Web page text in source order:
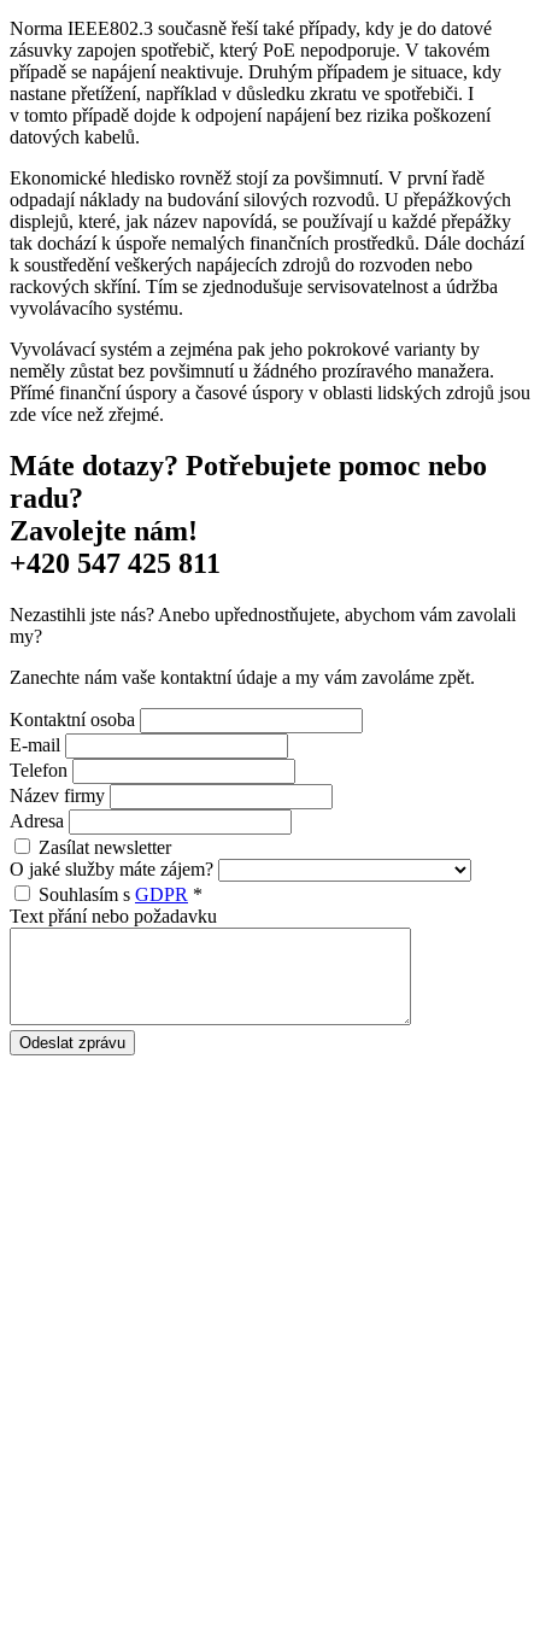
Norma IEEE802.3 současně řeší také případy, kdy je do datové
zásuvky zapojen spotřebič, který PoE nepodporuje. V takovém
případě se napájení neaktivuje. Druhým případem je situace, kdy
nastane přetížení, například v důsledku zkratu ve spotřebiči. I
v tomto případě dojde k odpojení napájení bez rizika poškození
datových kabelů.
Ekonomické hledisko rovněž stojí za povšimnutí. V první řadě
odpadají náklady na budování silových rozvodů. U přepážkových
displejů, které, jak název napovídá, se používají u každé přepážky
tak dochází k úspoře nemalých finančních prostředků. Dále dochází
k soustředění veškerých napájecích zdrojů do rozvoden nebo
rackových skříní. Tím se zjednodušuje servisovatelnost a údržba
vyvolávacího systému.
Vyvolávací systém a zejména pak jeho pokrokové varianty by
neměly zůstat bez povšimnutí u žádného prozíravého manažera.
Přímé finanční úspory a časové úspory v oblasti lidských zdrojů jsou
zde více než zřejmé.
Máte dotazy? Potřebujete pomoc nebo
radu?
Zavolejte nám!
+420 547 425 811
Nezastihli jste nás? Anebo upřednostňujete, abychom vám zavolali
my?
Zanechte nám vaše kontaktní údaje a my vám zavoláme zpět.
Kontaktní osoba
E-mail
Telefon
Název firmy
Adresa
Zasílat newsletter
O jaké služby máte zájem?
Souhlasím s GDPR *
Text přání nebo požadavku